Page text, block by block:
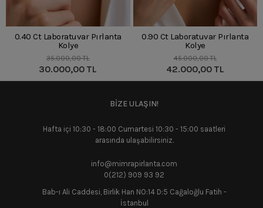
0.40 Ct Laboratuvar Pırlanta
Kolye
35.000,00 TL
30.000,00 TL
0.90 Ct Laboratuvar Pırlanta
Kolye
45.000,00 TL
42.000,00 TL
BİZE ULAŞIN!
Hafta içi 10:30 - 18:00 Cumartesi 10:30 - 15:00 saatleri
arasında ulaşabilirsiniz.
info@mimrapirlanta.com
0(212) 909 93 92
Bab-ı Ali Caddesi, Birlik Han NO:14 D:5 Cağaloğlu Fatih -
İstanbul